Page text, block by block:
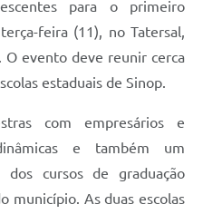
para o primeiro
feira (11), no Tatersal,
evento deve reunir cerca
estaduais de Sinop.
com empresários e
e também um
dos cursos de graduação
município. As duas escolas